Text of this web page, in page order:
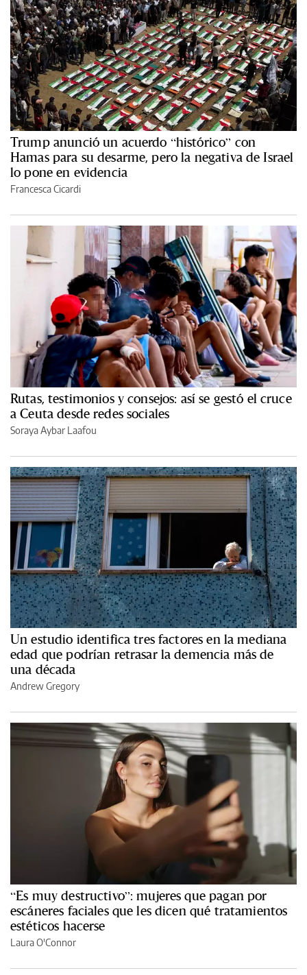
Trump anunció un acuerdo “histórico” con
Hamas para su desarme, pero la negativa de Israel
lo pone en evidencia
Francesca Cicardi
Rutas, testimonios y consejos: así se gestó el cruce
a Ceuta desde redes sociales
Soraya Aybar Laafou
Un estudio identifica tres factores en la mediana
edad que podrían retrasar la demencia más de
una década
Andrew Gregory
“Es muy destructivo”: mujeres que pagan por
escáneres faciales que les dicen qué tratamientos
estéticos hacerse
Laura O'Connor